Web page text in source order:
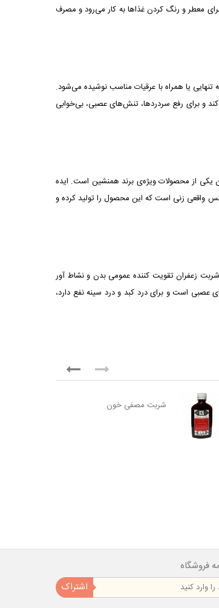
معطر و رنگ کردن غذاها به کار می‌رود و مصرف
یا همراه با عرقیات مناسب نوشیده می‌شود.
و برای رفع سردردها، تنش‌های عصبی، بی‌خوابی
یکی از محصولات ویژه‌ی برند همنشین است. ایده
واقعی زنی است که این محصول را تولید کرده و
زعفران تقویت کننده عمومی بدن و نشاط آور
است و برای درد کبد و درد سینه نفع دارد،
شربت مصفی خون
فروشگاه
اشتراک